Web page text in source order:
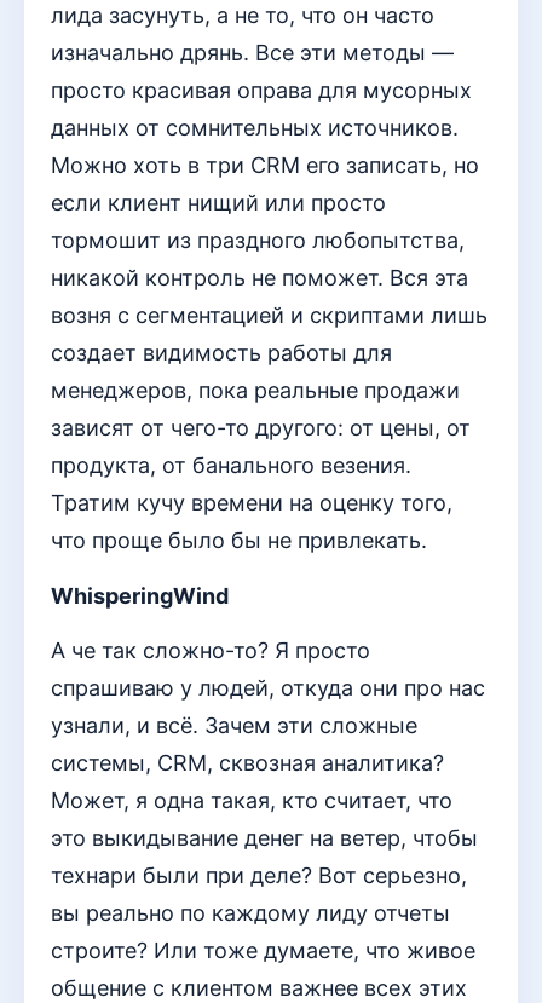
лида засунуть, а не то, что он часто
изначально дрянь. Все эти методы —
просто красивая оправа для мусорных
данных от сомнительных источников.
Можно хоть в три CRM его записать, но
если клиент нищий или просто
тормошит из праздного любопытства,
никакой контроль не поможет. Вся эта
возня с сегментацией и скриптами лишь
создает видимость работы для
менеджеров, пока реальные продажи
зависят от чего-то другого: от цены, от
продукта, от банального везения.
Тратим кучу времени на оценку того,
что проще было бы не привлекать.
WhisperingWind
А че так сложно-то? Я просто
спрашиваю у людей, откуда они про нас
узнали, и всё. Зачем эти сложные
системы, CRM, сквозная аналитика?
Может, я одна такая, кто считает, что
это выкидывание денег на ветер, чтобы
технари были при деле? Вот серьезно,
вы реально по каждому лиду отчеты
строите? Или тоже думаете, что живое
общение с клиентом важнее всех этих